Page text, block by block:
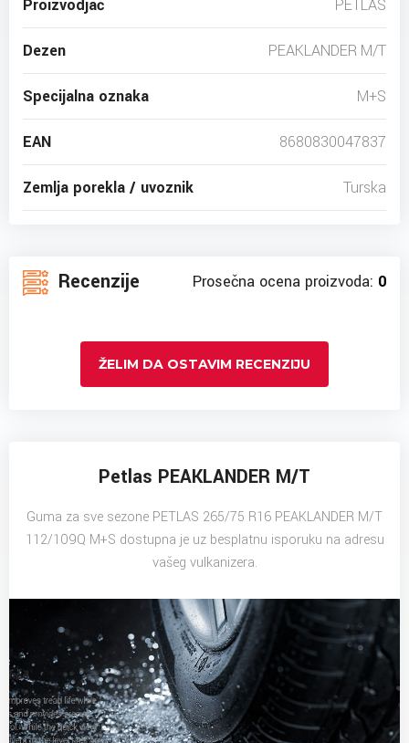
Proizvodjač PETLAS
Dezen PEAKLANDER M/T
Specijalna oznaka M+S
EAN 8680830047837
Zemlja porekla / uvoznik Turska
Recenzije Prosečna ocena proizvoda: 0
ŽELIM DA OSTAVIM RECENZIJU
Petlas PEAKLANDER M/T
Guma za sve sezone PETLAS 265/75 R16 PEAKLANDER M/T
112/109Q M+S dostupna je uz besplatnu isporuku na adresu
vašeg vulkanizera.